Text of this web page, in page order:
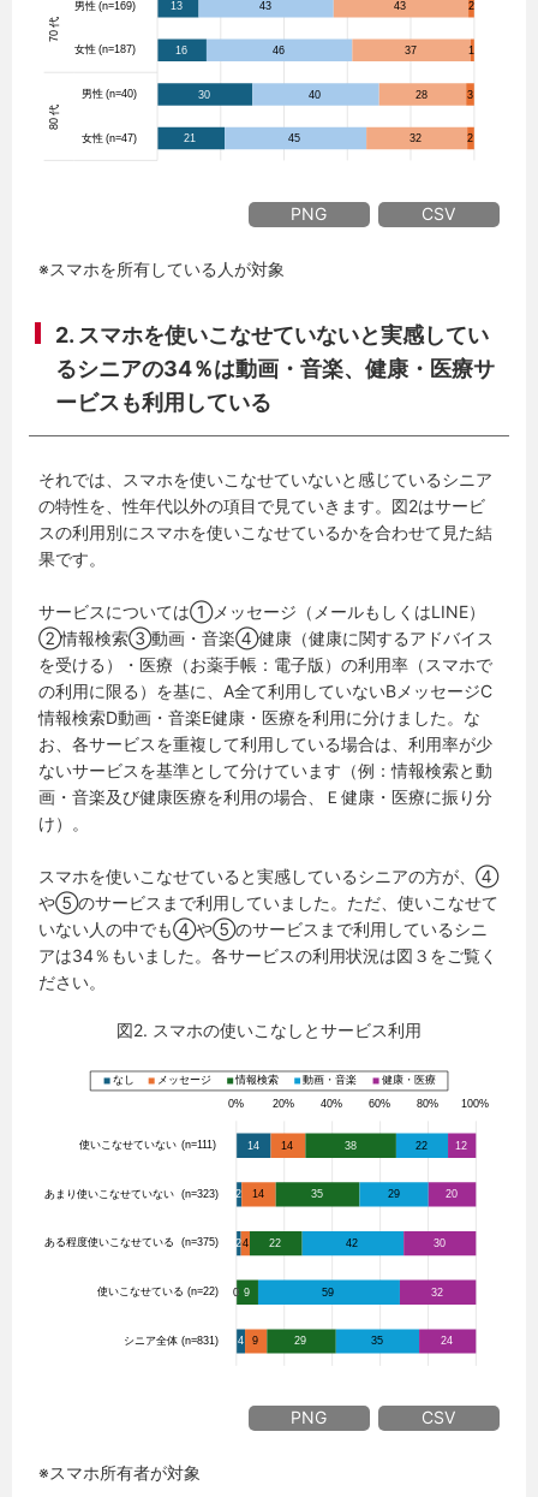
PNG CSV
※スマホを所有している人が対象
2. スマホを使いこなせていないと実感してい
るシニアの34％は動画・音楽、健康・医療サ
ービスも利用している
それでは、スマホを使いこなせていないと感じているシニア
の特性を、性年代以外の項目で見ていきます。図2はサービ
スの利用別にスマホを使いこなせているかを合わせて見た結
果です。
サービスについては①メッセージ（メールもしくはLINE）
②情報検索③動画・音楽④健康（健康に関するアドバイス
を受ける）・医療（お薬手帳：電子版）の利用率（スマホで
の利用に限る）を基に、A全て利用していないBメッセージC
情報検索D動画・音楽E健康・医療を利用に分けました。な
お、各サービスを重複して利用している場合は、利用率が少
ないサービスを基準として分けています（例：情報検索と動
画・音楽及び健康医療を利用の場合、Ｅ健康・医療に振り分
け）。
スマホを使いこなせていると実感しているシニアの方が、④
や⑤のサービスまで利用していました。ただ、使いこなせて
いない人の中でも④や⑤のサービスまで利用しているシニ
アは34％もいました。各サービスの利用状況は図３をご覧く
ださい。
図2. スマホの使いこなしとサービス利用
PNG CSV
※スマホ所有者が対象